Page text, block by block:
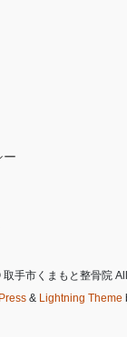
ー
手市くまもと整骨院
& Lightning Theme